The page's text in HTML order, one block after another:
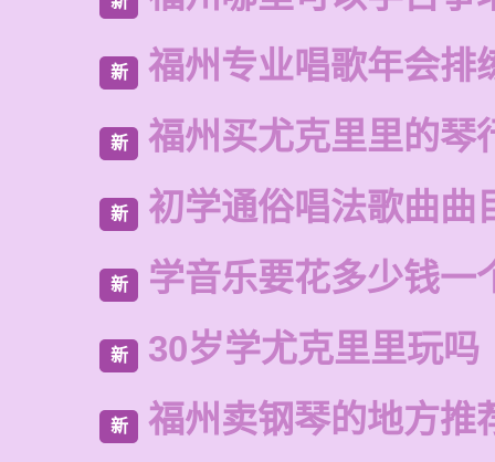
新 福州专业唱歌年会排
新 福州买尤克里里的琴
新 初学通俗唱法歌曲曲
新 学音乐要花多少钱一
新 30岁学尤克里里玩吗
新 福州卖钢琴的地方推